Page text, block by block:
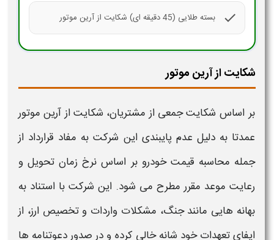
check بسته طلایی (45 دقیقه ای) شکایت از آرین موتور
شکایت از آرین موتور
بر اساس شکایتجمعی از مشتریان، شکایت از آرین موتور
عمدتا به دلیل عدم پایبندی این شرکت به مفاد قرارداد از
جمله محاسبه قیمت خودرو بر اساس نرخ زمان تحویل و
رعایت موعد مقرر مطرح می شود. این شرکت با استناد به
بهانه هایی مانند جنگ، مشکلات واردات و تخصیص ارز، از
ایفای تعهدات خود شانه خالی کرده و در صدور دعوتنامه ها